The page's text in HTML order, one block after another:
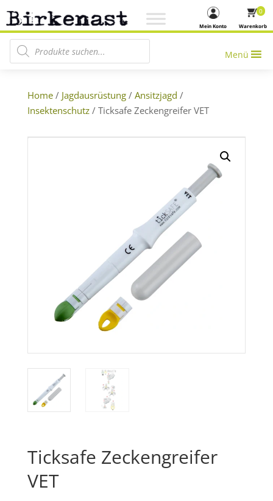
Warenkorb
0
Mein Konto
Products search
Menü
Home/ Jagdausrüstung/ Ansitzjagd /
Insektenschutz/ Ticksafe Zeckengreifer VET
Ticksafe Zeckengreifer
VET